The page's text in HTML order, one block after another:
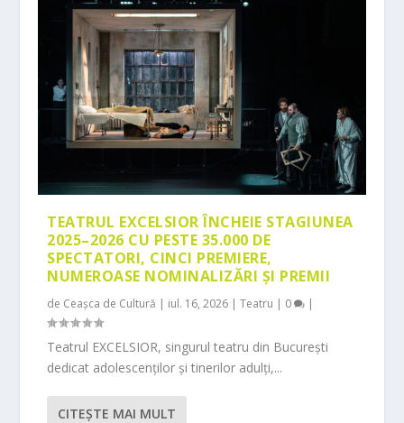
TEATRUL EXCELSIOR ÎNCHEIE STAGIUNEA
2025–2026 CU PESTE 35.000 DE
SPECTATORI, CINCI PREMIERE,
NUMEROASE NOMINALIZĂRI ȘI PREMII
de Ceașca de Cultură | iul. 16, 2026 |Teatru | 0 |
Teatrul EXCELSIOR, singurul teatru din București
dedicat adolescenților și tinerilor adulți,...
CITEŞTE MAI MULT